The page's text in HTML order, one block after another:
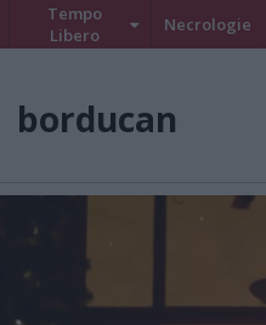
Tempo
Libero
Necrologie
borducan